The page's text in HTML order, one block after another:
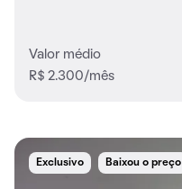
Valor médio
R$ 2.300/mês
Exclusivo Baixou o preço